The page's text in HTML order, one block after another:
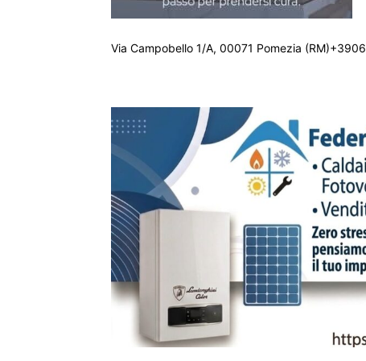
Via Campobello 1/A, 00071 Pomezia